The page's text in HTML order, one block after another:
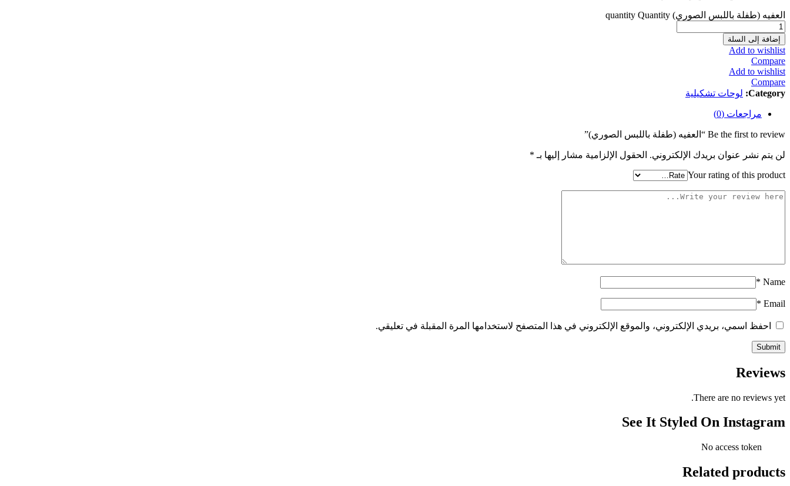
العفيه (طفلة باللبس الصوري) quantity Quantity
إضافة إلى السلة
Add to wishlist
Compare
Add to wishlist
Compare
Category: لوحات تشكيلية
مراجعات (0)
Be the first to review “العفيه (طفلة باللبس الصوري)”
لن يتم نشر عنوان بريدك الإلكتروني. الحقول الإلزامية مشار إليها بـ *
Your rating of this product
Name
*
Email
*
احفظ اسمي، بريدي الإلكتروني، والموقع الإلكتروني في هذا المتصفح لاستخدامها المرة المقبلة في تعليقي.
Reviews
There are no reviews yet.
See It Styled On Instagram
No access token
Related products